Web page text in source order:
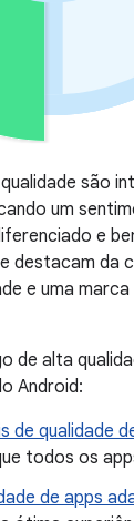
são
um
e
destacam da
e uma
de alta
Android:
de qualidade
todos os
de apps